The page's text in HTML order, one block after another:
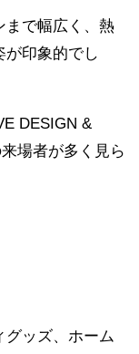
まで幅広く、熱
が印象的でし
DESIGN &
場者が多く見ら
グッズ、ホーム